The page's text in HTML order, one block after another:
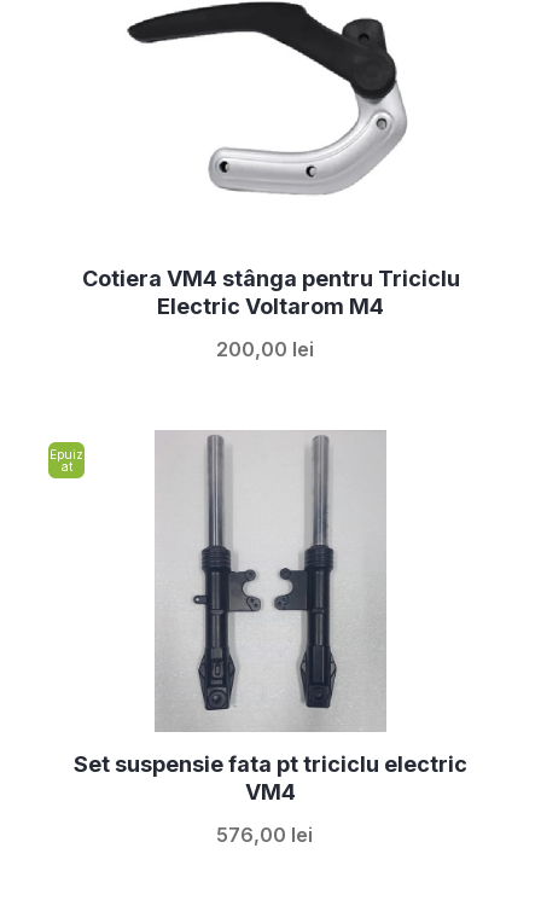
Cotiera VM4 stânga pentru Triciclu
Electric Voltarom M4
200,00 lei
Epuiz
at
Set suspensie fata pt triciclu electric
VM4
576,00 lei